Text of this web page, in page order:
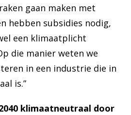
gaan maken met
hebben subsidies nodig,
een klimaatplicht
die manier weten we
in een industrie die in
is.”
klimaatneutraal door